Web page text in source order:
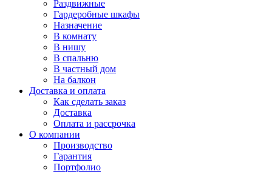
Раздвижные
Гардеробные шкафы
Назначение
В комнату
В нишу
В спальню
В частный дом
На балкон
Доставка и оплата
Как сделать заказ
Доставка
Оплата и рассрочка
О компании
Производство
Гарантия
Портфолио